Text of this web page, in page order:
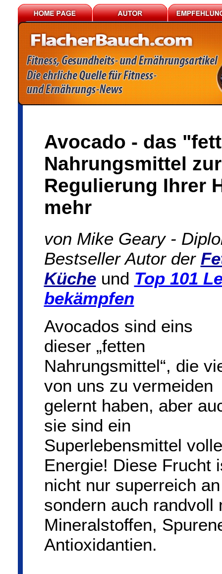
Avocado - das
Nahrungsmittel
Regulierung Ihrer
mehr
von Mike Geary -
Bestseller Autor der
Küche und Top 101
bekämpfen
Avocados sind eins
dieser „fetten
Nahrungsmittel“, die
von uns zu vermeiden
gelernt haben, aber
sie sind ein
Superlebensmittel
Energie! Diese Frucht
nicht nur superreich
sondern auch randvoll
Mineralstoffen,
Antioxidantien.